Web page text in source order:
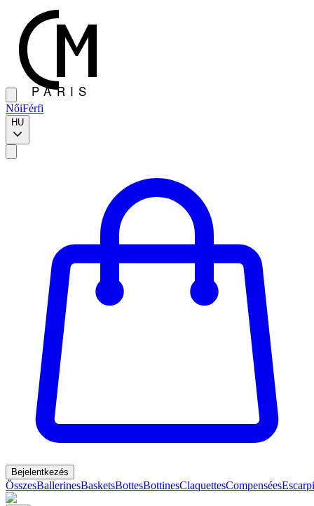
NőiFérfi
HU
Bejelentkezés
ÖsszesBallerinesBasketsBottesBottinesClaquettesCompensées